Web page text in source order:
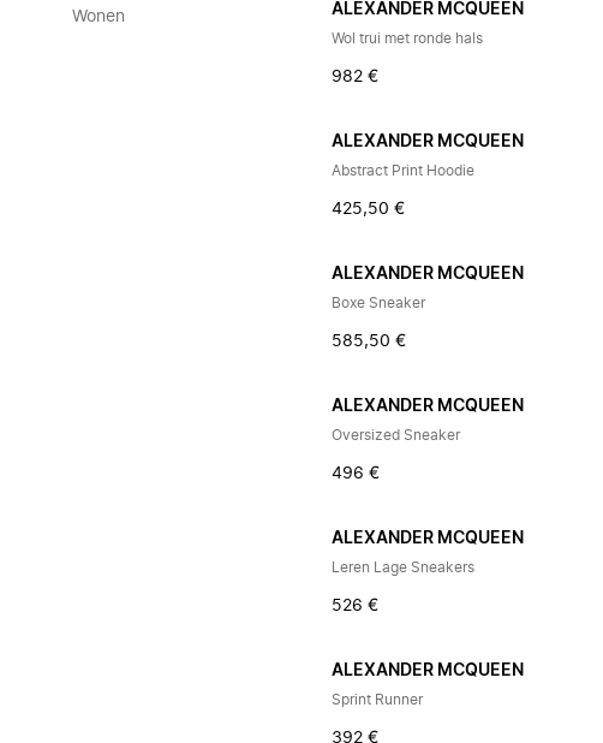
Wonen ALEXANDER MCQUEEN
Wol trui met ronde hals
982 €
ALEXANDER MCQUEEN
Abstract Print Hoodie
425,50 €
ALEXANDER MCQUEEN
Boxe Sneaker
585,50 €
ALEXANDER MCQUEEN
Oversized Sneaker
496 €
ALEXANDER MCQUEEN
Leren Lage Sneakers
526 €
ALEXANDER MCQUEEN
Sprint Runner
392 €